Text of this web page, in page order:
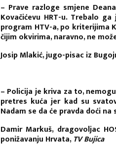
– Prave razloge smjene
Kovačićevu HRT-u. Trebalo
program HTV-a, po kriterijima
čijim okvirima, naravno, ne
Josip Mlakić, jugo-pisac iz
– Policija je kriva za to,
pretres kuća jer kad su
Nadam se da će pravda doći na
Damir Markuš, dragovoljac
ponižavanju Hrvata,TV Bujica